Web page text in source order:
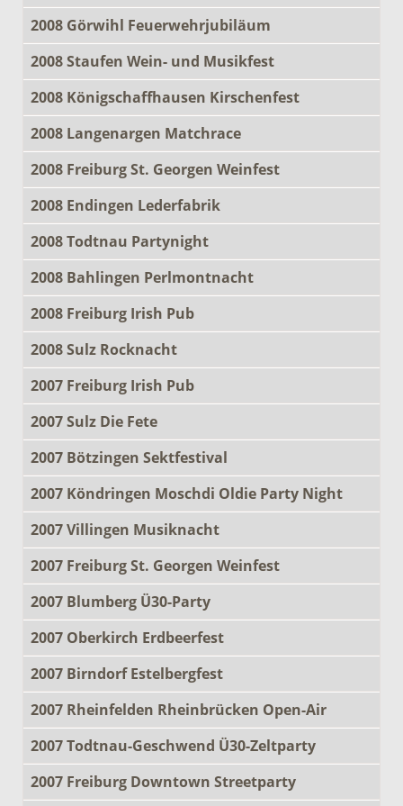
2008 Görwihl Feuerwehrjubiläum
2008 Staufen Wein- und Musikfest
2008 Königschaffhausen Kirschenfest
2008 Langenargen Matchrace
2008 Freiburg St. Georgen Weinfest
2008 Endingen Lederfabrik
2008 Todtnau Partynight
2008 Bahlingen Perlmontnacht
2008 Freiburg Irish Pub
2008 Sulz Rocknacht
2007 Freiburg Irish Pub
2007 Sulz Die Fete
2007 Bötzingen Sektfestival
2007 Köndringen Moschdi Oldie Party Night
2007 Villingen Musiknacht
2007 Freiburg St. Georgen Weinfest
2007 Blumberg Ü30-Party
2007 Oberkirch Erdbeerfest
2007 Birndorf Estelbergfest
2007 Rheinfelden Rheinbrücken Open-Air
2007 Todtnau-Geschwend Ü30-Zeltparty
2007 Freiburg Downtown Streetparty